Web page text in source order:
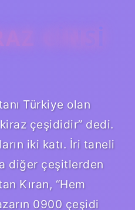
CINSI
Türkiye olan
çeşididir” dedi.
iki katı. İri taneli
diğer çeşitlerden
Kıran, “Hem
0900 çeşidi